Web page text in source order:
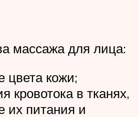
массажа для лица:
цвета кожи;
кровотока в тканях,
их питания и